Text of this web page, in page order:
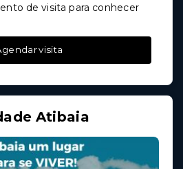
de visita para conhecer
visita
Atibaia